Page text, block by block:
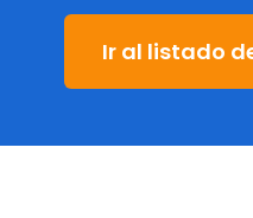
Ir al listado